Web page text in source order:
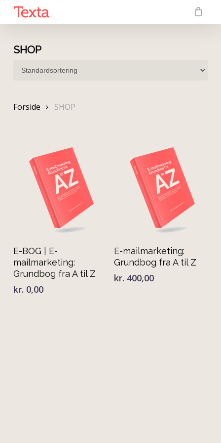
Skip
SHOP
Forside SHOP
Tilføj Til Kurv
E-BOG | E-
mailmarketing:
Grundbog fra A til Z
kr. 0,00
Tilføj Til Kurv
E-mailmarketing:
Grundbog fra A til Z
kr. 400,00